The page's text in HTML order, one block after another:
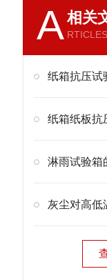
A相关
RTICLES
纸箱抗压试
纸箱纸板抗
淋雨试验箱
灰尘对高低